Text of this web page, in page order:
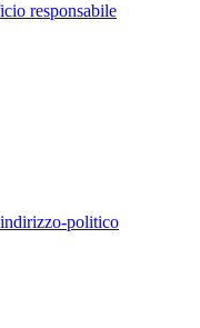
responsabile
politico